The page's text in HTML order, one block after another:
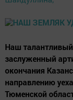
Наш
заслуженный
окончания
направлению
Тюменской